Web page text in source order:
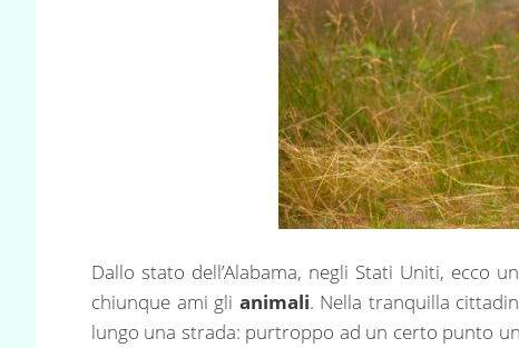
Dallo stato dell’Alabama, negli Stati Uniti, ecco
chiunque ami gli animali. Nella tranquilla
lungo una strada: purtroppo ad un certo punto